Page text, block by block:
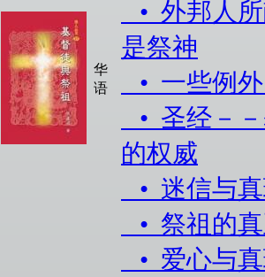
华
语
• 外邦人
是祭神
• 一些例
• 圣经－
的权威
• 迷信与
• 祭祖的
• 爱心与